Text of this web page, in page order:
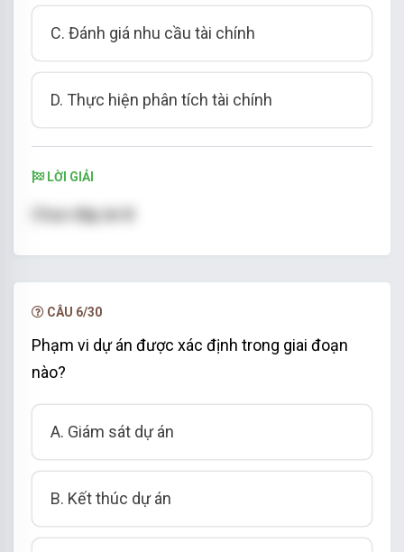
C. Đánh giá nhu cầu tài chính
D. Thực hiện phân tích tài chính
LỜI GIẢI
Chọn đáp án B
CÂU 6/30
Phạm vi dự án được xác định trong giai đoạn
nào?
A. Giám sát dự án
B. Kết thúc dự án